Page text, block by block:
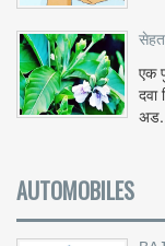
सेहत
एक
दवा
AUTOMOBILES